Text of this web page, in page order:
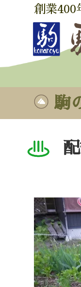
創業400
駒